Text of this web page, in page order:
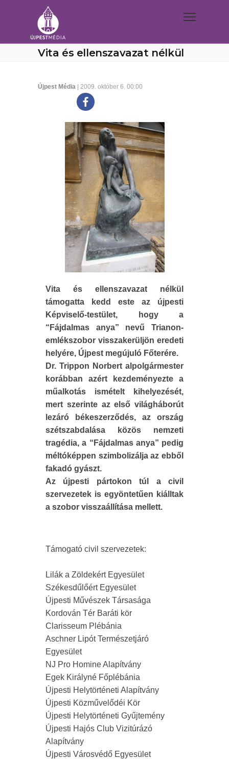
Vita és ellenszavazat nélkül
Újpest Média | 2009. október 6. 00:00
Vita és ellenszavazat nélkül
támogatta kedd este az újpesti
Képviselő-testület, hogy a
“Fájdalmas anya” nevű Trianon-
emlékszobor visszakerüljön eredeti
helyére, Újpest megújuló Főterére.
Dr. Trippon Norbert alpolgármester
korábban azért kezdeményezte a
műalkotás ismételt kihelyezését,
mert szerinte az első világháborút
lezáró békeszerződés, az ország
szétszabdalása közös nemzeti
tragédia, a “Fájdalmas anya” pedig
méltóképpen szimbolizálja az ebből
fakadó gyászt.
Az újpesti pártokon túl a civil
szervezetek is egyöntetűen kiálltak
a szobor visszaállítása mellett.
Támogató civil szervezetek:
Lilák a Zöldekért Egyesület
Székesdűlőért Egyesület
Újpesti Művészek Társasága
Kordován Tér Baráti kör
Clarisseum Plébánia
Aschner Lipót Természetjáró
Egyesület
NJ Pro Homine Alapítvány
Egek Királyné Főplébánia
Újpesti Helytörténeti Alapítvány
Újpesti Közművelődéi Kör
Újpesti Helytörténeti Gyűjtemény
Újpesti Hajós Club Vizitúrázó
Alapítvány
Újpesti Városvédő Egyesület